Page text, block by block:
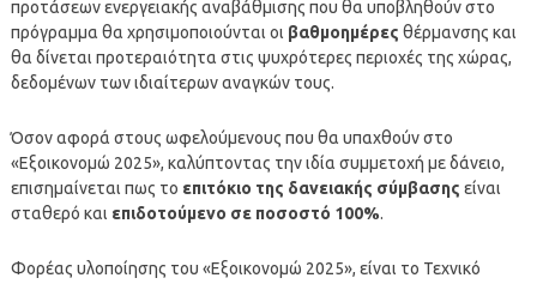
προτάσεων ενεργειακής αναβάθμισης που θα υποβληθούν στο
πρόγραμμα θα χρησιμοποιούνται οι βαθμοημέρες θέρμανσης και
θα δίνεται προτεραιότητα στις ψυχρότερες περιοχές της χώρας,
δεδομένων των ιδιαίτερων αναγκών τους.
Όσον αφορά στους ωφελούμενους που θα υπαχθούν στο
«Εξοικονομώ 2025», καλύπτοντας την ιδία συμμετοχή με δάνειο,
επισημαίνεται πως το επιτόκιο της δανειακής σύμβασης είναι
σταθερό και επιδοτούμενο σε ποσοστό 100%.
Φορέας υλοποίησης του «Εξοικονομώ 2025», είναι το Τεχνικό